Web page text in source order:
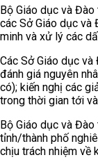
Bộ Giáo dục và
các Sở Giáo dục và
minh và xử lý các
Các Sở Giáo dục
đánh giá nguyên
có); kiến nghị các
trong thời gian tới
Bộ Giáo dục và
tỉnh/thành phố
chịu trách nhiệm về